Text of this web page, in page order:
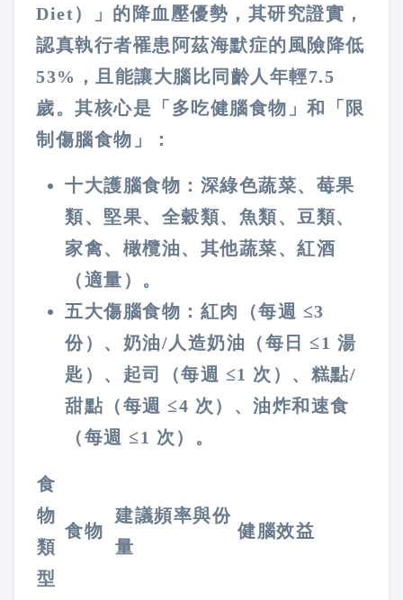
Diet）」的降血壓優勢，其研究證實，
認真執行者罹患阿茲海默症的風險降低
53%，且能讓大腦比同齡人年輕7.5
歲。其核心是「多吃健腦食物」和「限
制傷腦食物」：
十大護腦食物： 深綠色蔬菜、莓果
類、堅果、全穀類、魚類、豆類、
家禽、橄欖油、其他蔬菜、紅酒
（適量）。
五大傷腦食物： 紅肉（每週 ≤3
份）、奶油/人造奶油（每日 ≤1 湯
匙）、起司（每週 ≤1 次）、糕點/
甜點（每週 ≤4 次）、油炸和速食
（每週 ≤1 次）。
食
物
類
型
食物
建議頻率與份
量
健腦效益